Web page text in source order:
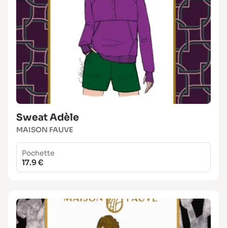
Sweat Adèle
MAISON FAUVE
Pochette
17.9 €